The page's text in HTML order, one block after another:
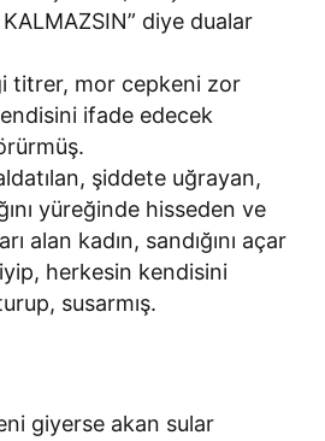
diye dualar
titrer, mor cepkeni zor
ifade edecek
şiddete uğrayan,
yüreğinde hisseden ve
alan kadın, sandığını açar
herkesin kendisini
susarmış.
giyerse akan sular